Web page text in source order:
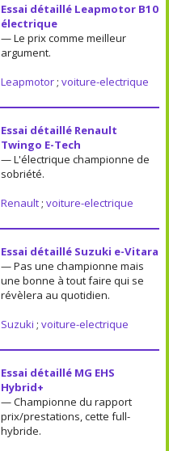
Essai détaillé Leapmotor B10
électrique
— Le prix comme meilleur
argument.
Leapmotor; voiture-electrique
Essai détaillé Renault
Twingo E-Tech
— L'électrique championne de
sobriété.
Renault; voiture-electrique
Essai détaillé Suzuki e-Vitara
— Pas une championne mais
une bonne à tout faire qui se
révèlera au quotidien.
Suzuki ; voiture-electrique
Essai détaillé MG EHS
Hybrid+
— Championne du rapport
prix/prestations, cette full-
hybride.